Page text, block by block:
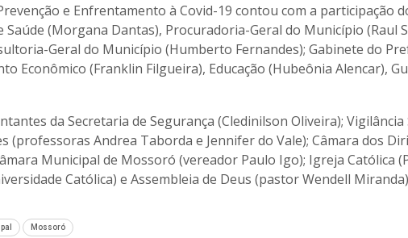
e Enfrentamento à Covid-19 contou com a participação
Saúde (Morgana Dantas), Procuradoria-Geral do Município (Raul
Geral do Município (Humberto Fernandes); Gabinete do
Econômico (Franklin Filgueira), Educação (Hubeônia Alencar),
da Secretaria de Segurança (Cledinilson Oliveira);
(professoras Andrea Taborda e Jennifer do Vale); Câmara dos
Municipal de Mossoró (vereador Paulo Igo); Igreja Católica
Católica) e Assembleia de Deus (pastor Wendell
Mossoró